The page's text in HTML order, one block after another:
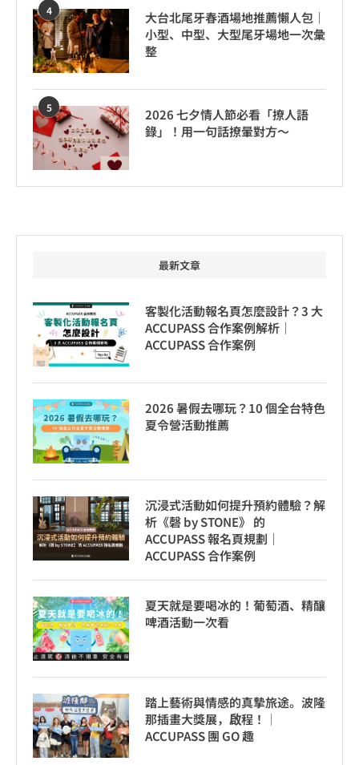
4
大台北尾牙春酒場地推薦懶人包｜
小型、中型、大型尾牙場地一次彙
整
5
2026 七夕情人節必看「撩人語
錄」！用一句話撩暈對方～
最新文章
客製化活動報名頁怎麼設計？3 大
ACCUPASS 合作案例解析｜
ACCUPASS 合作案例
2026 暑假去哪玩？10 個全台特色
夏令營活動推薦
沉浸式活動如何提升預約體驗？解
析《磬 by STONE》 的
ACCUPASS 報名頁規劃｜
ACCUPASS 合作案例
夏天就是要喝冰的！葡萄酒、精釀
啤酒活動一次看
踏上藝術與情感的真摯旅途。波隆
那插畫大獎展，啟程！│
ACCUPASS 團 GO 趣